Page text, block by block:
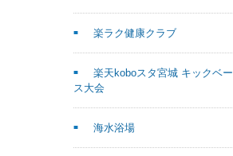
楽ラク健康クラブ
楽天koboスタ宮城 キックベー
ス大会
海水浴場